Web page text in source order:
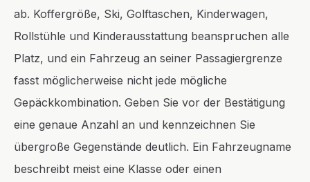
ab. Koffergröße, Ski, Golftaschen, Kinderwagen,
Rollstühle und Kinderausstattung beanspruchen alle
Platz, und ein Fahrzeug an seiner Passagiergrenze
fasst möglicherweise nicht jede mögliche
Gepäckkombination. Geben Sie vor der Bestätigung
eine genaue Anzahl an und kennzeichnen Sie
übergroße Gegenstände deutlich. Ein Fahrzeugname
beschreibt meist eine Klasse oder einen